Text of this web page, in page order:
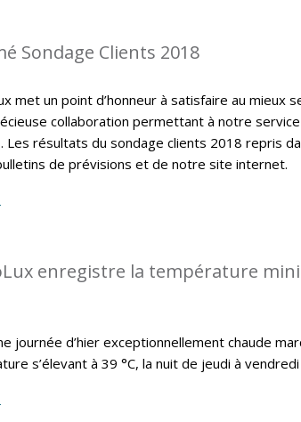
Sondage Clients 2018
met un point d’honneur à satisfaire au mieux
collaboration permettant à notre service
Les résultats du sondage clients 2018 repris
de prévisions et de notre site internet.
enregistre la température
journée d’hier exceptionnellement chaude
s’élevant à 39 °C, la nuit de jeudi à